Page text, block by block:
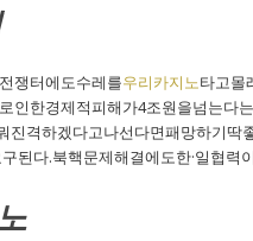
쟁터에도수레를우리카지노타고몰
인한경제적피해가4조원을넘는
진격하겠다고나선다면패망하기
된다.북핵문제해결에도한·일협력